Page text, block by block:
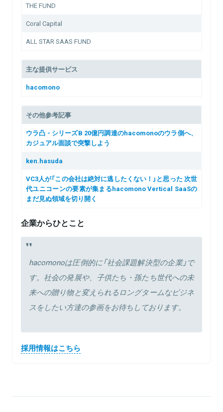
THE FUND
Coral Capital
ALL STAR SAAS FUND
主な提供サービス
hacomono
その他参考記事
ウラ凸 - シリーズB 20億円調達のhacomonoのウラ側へ、
カジュアル面談で突撃しよう
ken.hasuda
VC3人が「この会社は絶対に逃したくない！」と思った 次世
代ユニコーンの要素が集まるhacomono Vertical SaaSの
まだ見ぬ領域を切り開く
企業からひとこと
hacomonoは圧倒的に「社会課題解決型の企業」で
す。社会の発展や、子供たち・孫たち世代への未
来への贈り物と変えられるロングタームなビジネ
スをしたい方達の参画をお待ちしております。
採用情報はこちら